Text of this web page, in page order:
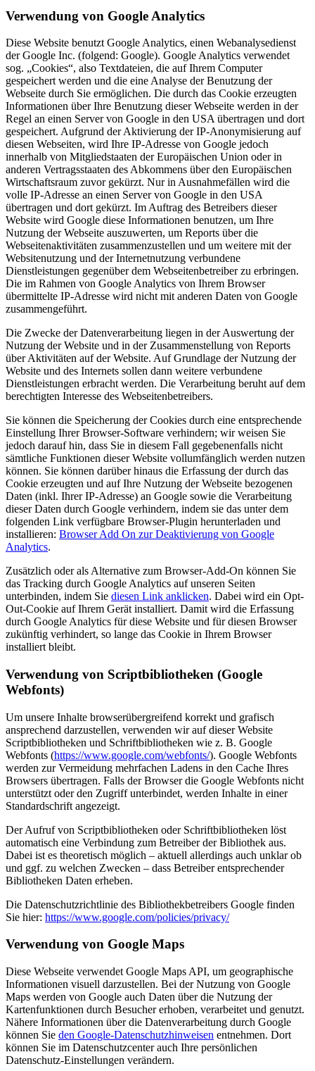
Verwendung von Google Analytics
Diese Website benutzt Google Analytics, einen Webanalysedienst
der Google Inc. (folgend: Google). Google Analytics verwendet
sog. „Cookies“, also Textdateien, die auf Ihrem Computer
gespeichert werden und die eine Analyse der Benutzung der
Webseite durch Sie ermöglichen. Die durch das Cookie erzeugten
Informationen über Ihre Benutzung dieser Webseite werden in der
Regel an einen Server von Google in den USA übertragen und dort
gespeichert. Aufgrund der Aktivierung der IP-Anonymisierung auf
diesen Webseiten, wird Ihre IP-Adresse von Google jedoch
innerhalb von Mitgliedstaaten der Europäischen Union oder in
anderen Vertragsstaaten des Abkommens über den Europäischen
Wirtschaftsraum zuvor gekürzt. Nur in Ausnahmefällen wird die
volle IP-Adresse an einen Server von Google in den USA
übertragen und dort gekürzt. Im Auftrag des Betreibers dieser
Website wird Google diese Informationen benutzen, um Ihre
Nutzung der Webseite auszuwerten, um Reports über die
Webseitenaktivitäten zusammenzustellen und um weitere mit der
Websitenutzung und der Internetnutzung verbundene
Dienstleistungen gegenüber dem Webseitenbetreiber zu erbringen.
Die im Rahmen von Google Analytics von Ihrem Browser
übermittelte IP-Adresse wird nicht mit anderen Daten von Google
zusammengeführt.
Die Zwecke der Datenverarbeitung liegen in der Auswertung der
Nutzung der Website und in der Zusammenstellung von Reports
über Aktivitäten auf der Website. Auf Grundlage der Nutzung der
Website und des Internets sollen dann weitere verbundene
Dienstleistungen erbracht werden. Die Verarbeitung beruht auf dem
berechtigten Interesse des Webseitenbetreibers.
Sie können die Speicherung der Cookies durch eine entsprechende
Einstellung Ihrer Browser-Software verhindern; wir weisen Sie
jedoch darauf hin, dass Sie in diesem Fall gegebenenfalls nicht
sämtliche Funktionen dieser Website vollumfänglich werden nutzen
können. Sie können darüber hinaus die Erfassung der durch das
Cookie erzeugten und auf Ihre Nutzung der Webseite bezogenen
Daten (inkl. Ihrer IP-Adresse) an Google sowie die Verarbeitung
dieser Daten durch Google verhindern, indem sie das unter dem
folgenden Link verfügbare Browser-Plugin herunterladen und
installieren: Browser Add On zur Deaktivierung von Google
Analytics.
Zusätzlich oder als Alternative zum Browser-Add-On können Sie
das Tracking durch Google Analytics auf unseren Seiten
unterbinden, indem Sie diesen Link anklicken. Dabei wird ein Opt-
Out-Cookie auf Ihrem Gerät installiert. Damit wird die Erfassung
durch Google Analytics für diese Website und für diesen Browser
zukünftig verhindert, so lange das Cookie in Ihrem Browser
installiert bleibt.
Verwendung von Scriptbibliotheken (Google
Webfonts)
Um unsere Inhalte browserübergreifend korrekt und grafisch
ansprechend darzustellen, verwenden wir auf dieser Website
Scriptbibliotheken und Schriftbibliotheken wie z. B. Google
Webfonts (https://www.google.com/webfonts/). Google Webfonts
werden zur Vermeidung mehrfachen Ladens in den Cache Ihres
Browsers übertragen. Falls der Browser die Google Webfonts nicht
unterstützt oder den Zugriff unterbindet, werden Inhalte in einer
Standardschrift angezeigt.
Der Aufruf von Scriptbibliotheken oder Schriftbibliotheken löst
automatisch eine Verbindung zum Betreiber der Bibliothek aus.
Dabei ist es theoretisch möglich – aktuell allerdings auch unklar ob
und ggf. zu welchen Zwecken – dass Betreiber entsprechender
Bibliotheken Daten erheben.
Die Datenschutzrichtlinie des Bibliothekbetreibers Google finden
Sie hier: https://www.google.com/policies/privacy/
Verwendung von Google Maps
Diese Webseite verwendet Google Maps API, um geographische
Informationen visuell darzustellen. Bei der Nutzung von Google
Maps werden von Google auch Daten über die Nutzung der
Kartenfunktionen durch Besucher erhoben, verarbeitet und genutzt.
Nähere Informationen über die Datenverarbeitung durch Google
können Sie den Google-Datenschutzhinweisen entnehmen. Dort
können Sie im Datenschutzcenter auch Ihre persönlichen
Datenschutz-Einstellungen verändern.